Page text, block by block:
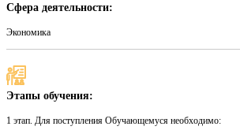
Сфера деятельности:
Экономика
Этапы обучения:
1 этап. Для поступления Обучающемуся необходимо: